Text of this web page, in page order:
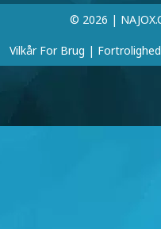
© 2026 |
Vilkår For Brug |